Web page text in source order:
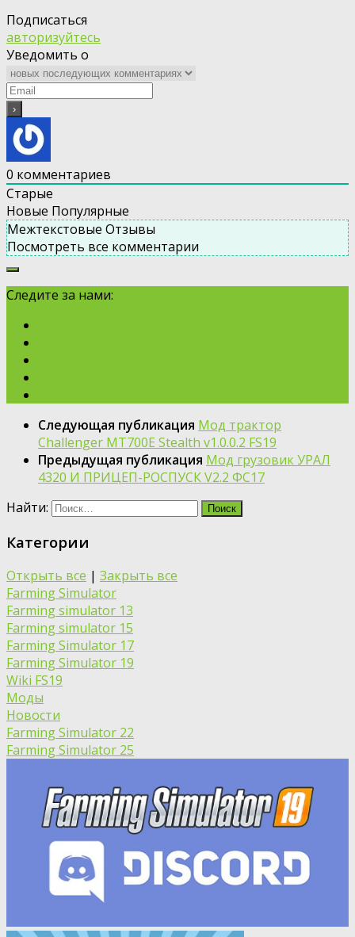
Подписаться
авторизуйтесь
Уведомить о
0 комментариев
Старые
Новые Популярные
Межтекстовые Отзывы
Посмотреть все комментарии
Следите за нами:
Следующая публикация Мод трактор
Challenger MT700E Stealth v1.0.0.2 FS19
Предыдущая публикация Мод грузовик УРАЛ
4320 И ПРИЦЕП-РОСПУСК V2.2 ФС17
Найти:
Категории
Открыть все | Закрыть все
Farming Simulator
Farming simulator 13
Farming simulator 15
Farming Simulator 17
Farming Simulator 19
Wiki FS19
Моды
Новости
Farming Simulator 22
Farming Simulator 25